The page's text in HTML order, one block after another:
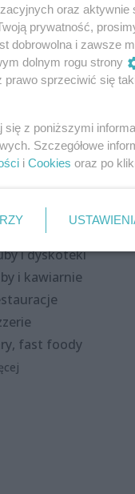
Książki
5
i dyskoteki
i kawiarnie
fast foody
oraz
prywatność,
dobrowolna i zawsze
dolnym rogu strony
prawo sprzeciwić się
się z poniższymi
Szczegółowe
i Cookies oraz po